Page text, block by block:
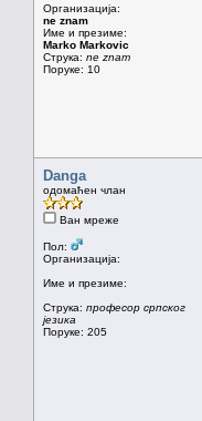
Организација:
ne znam
Име и презиме:
Marko Markovic
Струка: ne znam
Поруке: 10
Danga
одомаћен члан
Ван мреже
Пол:
Организација:
Име и презиме:
Струка: професор српског
језика
Поруке: 205